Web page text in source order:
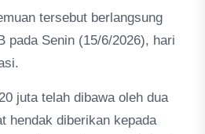
tersebut berlangsung
pada Senin (15/6/2026), hari
juta telah dibawa oleh dua
hendak diberikan kepada